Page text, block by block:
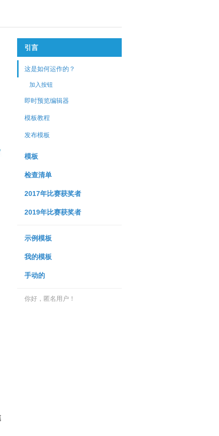
引言
这是如何运作的？
加入按钮
即时预览编辑器
模板教程
发布模板
模板
检查清单
2017年比赛获奖者
2019年比赛获奖者
示例模板
我的模板
手动的
你好，匿名用户！